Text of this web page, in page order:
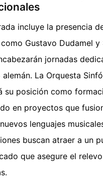
incluye la presencia
Gustavo Dudamel y
jornadas
La Orquesta
su posición como
en proyectos que
lenguajes
buscan atraer a un
que asegure el